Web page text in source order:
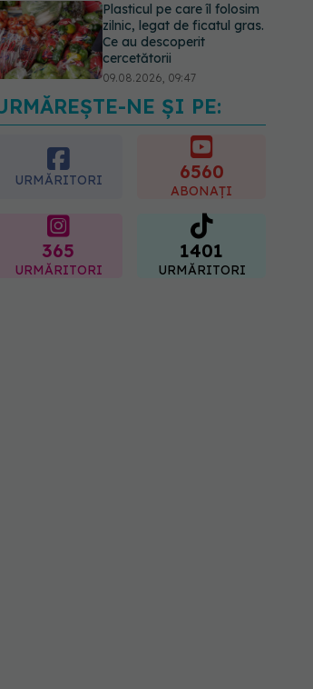
Plasticul pe care îl folosim
zilnic, legat de ficatul gras.
Ce au descoperit
cercetătorii
09.08.2026, 09:47
Mai trebuie să numărăm
caloriile ca să slăbim? Ce
se schimbă în era
medicamentelor GLP-1
09.08.2026, 12:00
NE ȘI PE:
URMĂRITORI 6560
ABONAȚI
365
URMĂRITORI
1401
URMĂRITORI